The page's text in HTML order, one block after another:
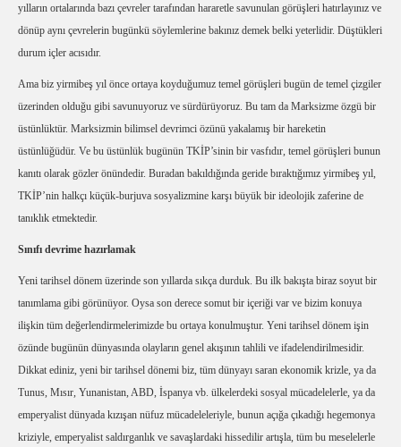
yılların ortalarında bazı çevreler tarafından hararetle savunulan görüşleri hatırlayınız ve
dönüp aynı çevrelerin bugünkü söylemlerine bakınız demek belki yeterlidir. Düştükleri
durum içler acısıdır.
Ama biz yirmibeş yıl önce ortaya koyduğumuz temel görüşleri bugün de temel çizgiler
üzerinden olduğu gibi savunuyoruz ve sürdürüyoruz. Bu tam da Marksizme özgü bir
üstünlüktür. Marksizmin bilimsel devrimci özünü yakalamış bir hareketin
üstünlüğüdür. Ve bu üstünlük bugünün TKİP’sinin bir vasfıdır, temel görüşleri bunun
kanıtı olarak gözler önündedir. Buradan bakıldığında geride bıraktığımız yirmibeş yıl,
TKİP’nin halkçı küçük-burjuva sosyalizmine karşı büyük bir ideolojik zaferine de
tanıklık etmektedir.
Sınıfı devrime hazırlamak
Yeni tarihsel dönem üzerinde son yıllarda sıkça durduk. Bu ilk bakışta biraz soyut bir
tanımlama gibi görünüyor. Oysa son derece somut bir içeriği var ve bizim konuya
ilişkin tüm değerlendirmelerimizde bu ortaya konulmuştur. Yeni tarihsel dönem işin
özünde bugünün dünyasında olayların genel akışının tahlili ve ifadelendirilmesidir.
Dikkat ediniz, yeni bir tarihsel dönemi biz, tüm dünyayı saran ekonomik krizle, ya da
Tunus, Mısır, Yunanistan, ABD, İspanya vb. ülkelerdeki sosyal mücadelelerle, ya da
emperyalist dünyada kızışan nüfuz mücadeleleriyle, bunun açığa çıkadığı hegemonya
kriziyle, emperyalist saldırganlık ve savaşlardaki hissedilir artışla, tüm bu meselelerle